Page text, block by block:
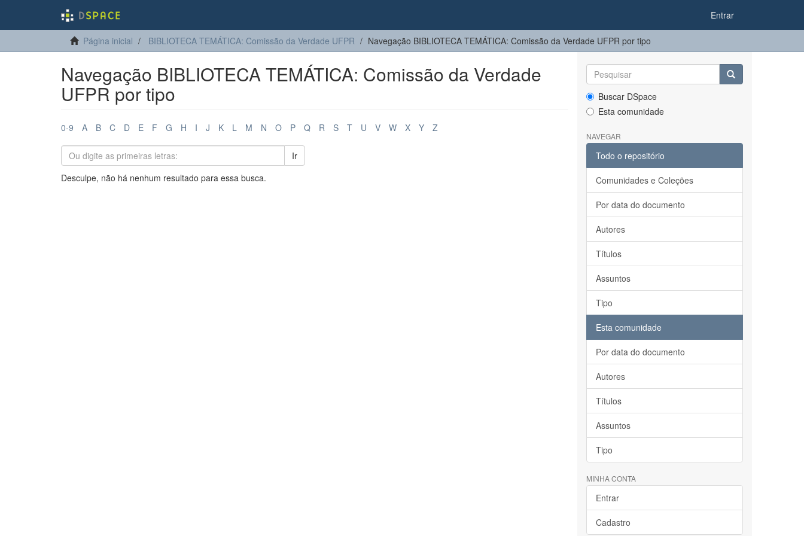
Entrar
Página inicial BIBLIOTECA TEMÁTICA: Comissão da Verdade UFPR Navegação BIBLIOTECA TEMÁTICA: Comissão da Verdade UFPR por tipo
Navegação BIBLIOTECA TEMÁTICA: Comissão da Verdade
UFPR por tipo
0-9 A B C D E F G H I J K L M N O P Q R S T U V W X Y Z
Ir
Desculpe, não há nenhum resultado para essa busca.
Buscar DSpace
Esta comunidade
NAVEGAR
Todo o repositório
Comunidades e Coleções
Por data do documento
Autores
Títulos
Assuntos
Tipo
Esta comunidade
Por data do documento
Autores
Títulos
Assuntos
Tipo
MINHA CONTA
Entrar
Cadastro